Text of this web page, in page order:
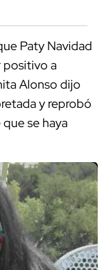
Paty Navidad
positivo a
Alonso dijo
y reprobó
se haya